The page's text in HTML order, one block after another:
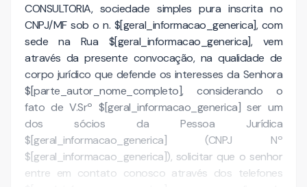
CONSULTORIA, sociedade simples pura inscrita no
CNPJ/MF sob o n. $[geral_informacao_generica], com
sede na Rua $[geral_informacao_generica], vem
através da presente convocação, na qualidade de
corpo jurídico que defende os interesses da Senhora
$[parte_autor_nome_completo], considerando o
fato de V.Srº $[geral_informacao_generica] ser um
dos sócios da Pessoa Jurídica
$[geral_informacao_generica] (CNPJ Nº
$[geral_informacao_generica]), solicitar que o senhor
entre em contato conosco através dos telefones